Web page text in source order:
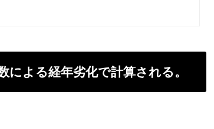
による経年劣化で計算される。